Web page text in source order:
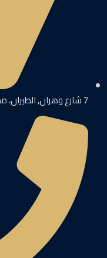
7 شارع وهران, الطيران، مدينة نصر